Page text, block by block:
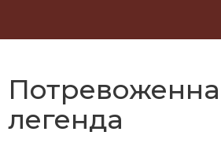
легенда